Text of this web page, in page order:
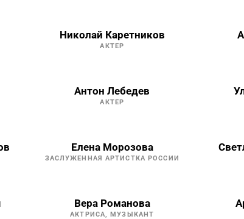
Николай Каретников
АКТЕР
Антон Лебедев
АКТЕР
Елена Морозова
ЗАСЛУЖЕННАЯ АРТИСТКА РОССИИ
Вера Романова
АКТРИСА, МУЗЫКАНТ